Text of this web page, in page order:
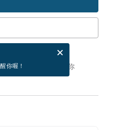
你喔！
有貨會主動發信通知你